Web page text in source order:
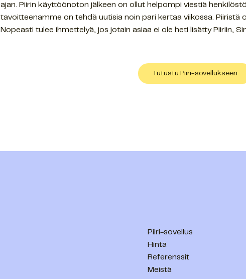
ajan. Piirin käyttöönoton jälkeen on ollut helpompi viestiä
tavoitteenamme on tehdä uutisia noin pari kertaa viikossa. Piiristä
Nopeasti tulee ihmettelyä, jos jotain asiaa ei ole heti lisätty Piiriin,
Tutustu Piiri-sovellukseen
Piiri-sovellus
Hinta
Referenssit
Meistä